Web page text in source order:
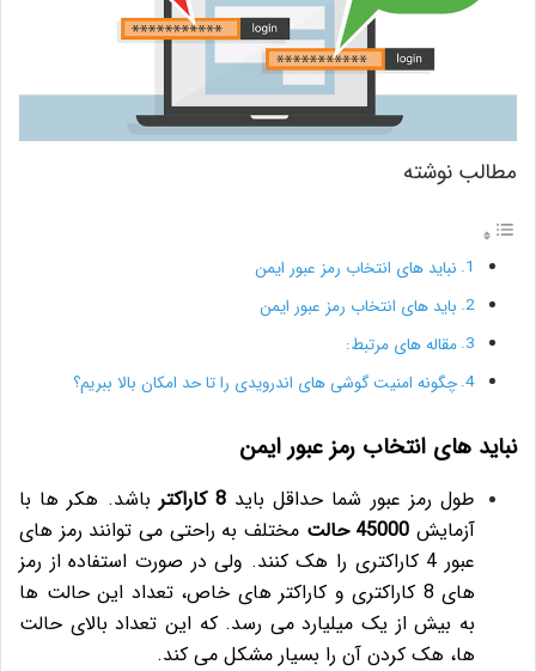
مطالب نوشته
نباید های انتخاب رمز عبور ایمن
باید های انتخاب رمز عبور ایمن
مقاله های مرتبط:
چگونه امنیت گوشی های اندرویدی را تا حد امکان بالا ببریم؟
نباید های انتخاب رمز عبور ایمن
طول رمز عبور شما حداقل باید8 کاراکتر
باشد. هکر ها با
آزمایش 45000 حالت
مختلف به راحتی می توانند رمز های
عبور 4 کاراکتری را هک کنند. ولی در صورت استفاده از رمز
های 8 کاراکتری و کاراکتر های خاص، تعداد این حالت ها
به بیش از یک میلیارد می رسد. که این تعداد بالای حالت
ها، هک کردن آن را بسیار مشکل می کند.